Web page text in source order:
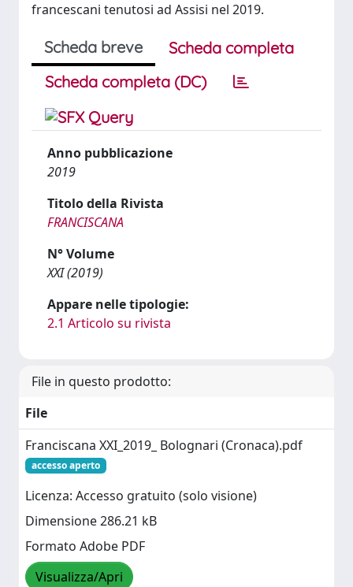
francescani tenutosi ad Assisi nel 2019.
Scheda breve
Scheda completa
Scheda completa (DC)
Anno pubblicazione
2019
Titolo della Rivista
FRANCISCANA
N° Volume
XXI (2019)
Appare nelle tipologie:
2.1 Articolo su rivista
File in questo prodotto:
File
Franciscana XXI_2019_ Bolognari (Cronaca).pdf
accesso aperto
Licenza: Accesso gratuito (solo visione)
Dimensione 286.21 kB
Formato Adobe PDF
Visualizza/Apri